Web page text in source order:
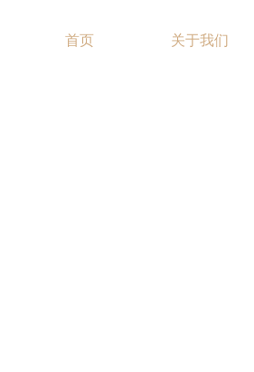
首页 关于我们